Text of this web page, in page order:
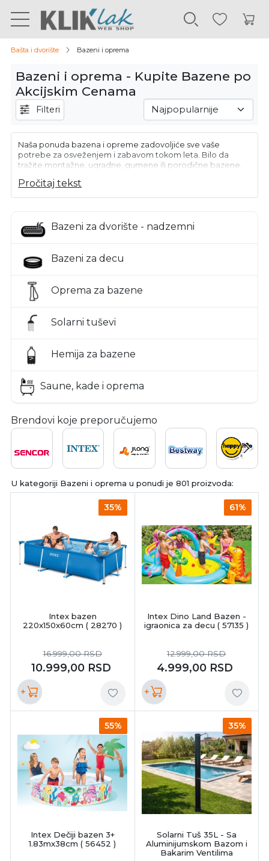
Bašta i dvorište Bazeni i oprema
Bazeni i oprema - Kupite Bazene po
Akcijskim Cenama
Filteri
Naša ponuda bazena i opreme zadovoljiće sve vaše
potrebe za osveženjem i zabavom tokom leta. Bilo da
tražite montažne, ugradne, gumene ili porodične bazene,
cenama. Uz to, nudimo i opremu kompletnu opremu,
delove i sve za bazen sto vam može zatrebati.
Pročitaj tekst
Bazeni za dvorište - nadzemni
Bazeni za decu
Oprema za bazene
Solarni tuševi
Hemija za bazene
Saune, kade i oprema
Brendovi koje preporučujemo
U kategoriji Bazeni i oprema u ponudi je 801 proizvoda:
35%
Intex bazen
220x150x60cm ( 28270 )
10.999,00 RSD
16.999,00RSD
+
61%
Intex Dino Land Bazen -
igraonica za decu ( 57135 )
4.999,00 RSD
12.999,00RSD
+
55%
Intex Dečiji bazen 3+
1.83mx38cm ( 56452 )
35%
Solarni Tuš 35L - Sa
Aluminijumskom Bazom i
Bakarim Ventilima